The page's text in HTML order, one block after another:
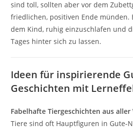
sind toll, sollten aber vor dem
friedlichen, positiven Ende münden.
dem Kind, ruhig einzuschlafen und
Tages hinter sich zu lassen.
Ideen für inspirierende
Geschichten mit
Fabelhafte Tiergeschichten aus aller
Tiere sind oft Hauptfiguren in Gute-